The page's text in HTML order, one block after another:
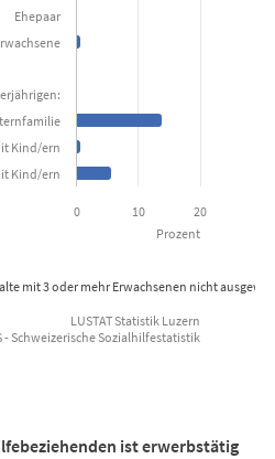
categories.
Prozent. Data ranges from 0.1
mit 3 oder mehr Erwachsenen nicht
Prozent
0 10 20
Kind/ern
Kind/ern
Ehepaar
LUSTAT Statistik Luzern
- Schweizerische Sozialhilfestatistik
ist erwerbstätig